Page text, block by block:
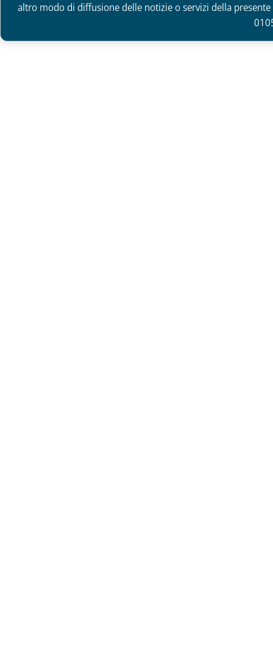
altro modo di diffusione delle notizie o servizi della